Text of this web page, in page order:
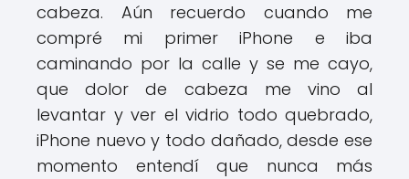
cabeza. Aún recuerdo cuando me
compré mi primer iPhone e iba
caminando por la calle y se me cayo,
que dolor de cabeza me vino al
levantar y ver el vidrio todo quebrado,
iPhone nuevo y todo dañado, desde ese
momento entendí que nunca más